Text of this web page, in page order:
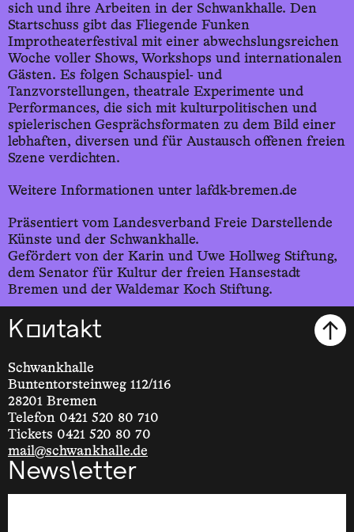
sich und ihre Arbeiten in der Schwankhalle. Den
Startschuss gibt das Fliegende Funken
Improtheaterfestival mit einer abwechslungsreichen
Woche voller Shows, Workshops und internationalen
Gästen. Es folgen Schauspiel- und
Tanzvorstellungen, theatrale Experimente und
Performances, die sich mit kulturpolitischen und
spielerischen Gesprächsformaten zu dem Bild einer
lebhaften, diversen und für Austausch offenen freien
Szene verdichten.
Weitere Informationen unter lafdk-bremen.de
Präsentiert vom Landesverband Freie Darstellende
Künste und der Schwankhalle.
Gefördert von der Karin und Uwe Hollweg Stiftung,
dem Senator für Kultur der freien Hansestadt
Bremen und der Waldemar Koch Stiftung.
Kontakt
Schwankhalle
Buntentorsteinweg 112/116
28201 Bremen
Telefon 0421 520 80 710
Tickets 0421 520 80 70
mail@schwankhalle.de
Newsletter